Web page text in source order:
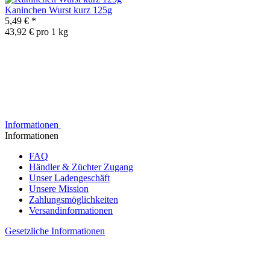
Kaninchen Wurst kurz 125g
5,49 € *
43,92 € pro 1 kg
Informationen
Informationen
FAQ
Händler & Züchter Zugang
Unser Ladengeschäft
Unsere Mission
Zahlungsmöglichkeiten
Versandinformationen
Gesetzliche Informationen